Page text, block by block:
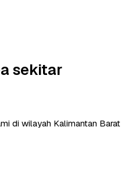
sekitar
di wilayah Kalimantan Barat